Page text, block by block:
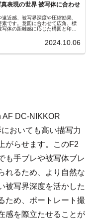
表現の世界 被写体に合わせ
近感、被写界深度や圧縮効果、
素です。意図に合わせて広角、標
体の距離感に応じた構図と印象
2024.10.06
AF DC-NIKKOR
おいても高い描写力
がらせます。このF2
も手ブレや被写体ブレ
れるため、より自然な
被写界深度を活かした
ため、ポートレート撮
感を際立たせることが